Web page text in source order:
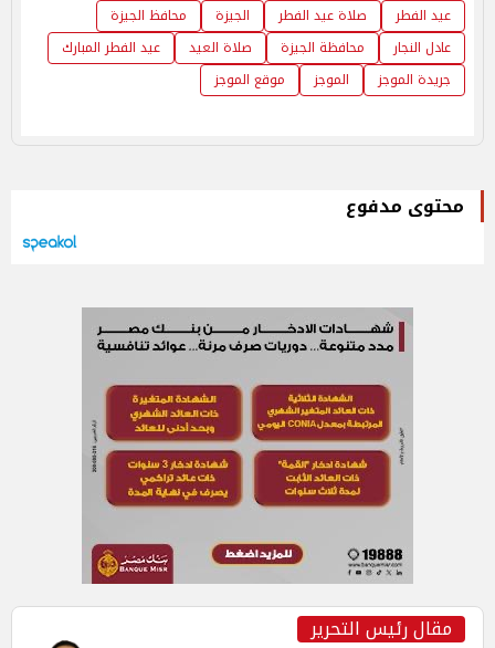
عيد الفطر صلاة عيد الفطر الجيزة
محافظ الجيزة
عادل النجار
محافظة الجيزة صلاة العيد
عيد الفطر المبارك
جريدة الموجز
الموجز موقع الموجز
محتوى مدفوع
مقال رئيس التحرير